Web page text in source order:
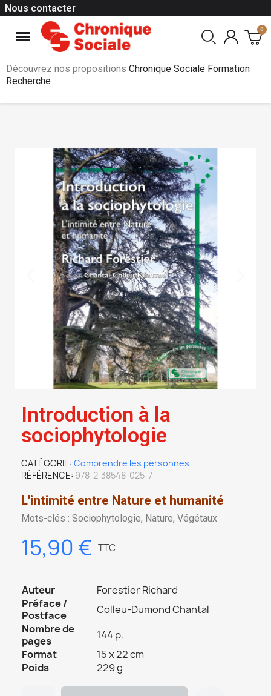
Nous contacter
Découvrez nos propositions Chronique Sociale Formation
Recherche
Introduction à la
sociophytologie
CATÉGORIE Comprendre les personnes
RÉFÉRENCE 978-2-38548-025-7
L'intimité entre Nature et humanité
Mots-clés : Sociophytologie, Nature, Végétaux
15,90 € TTC
Auteur
Forestier Richard
Préface /
Postface
Colleu-Dumond Chantal
Nombre de
pages
144 p.
Format
15 x 22 cm
Poids
229 g